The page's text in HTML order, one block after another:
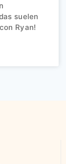
suelen
Ryan!